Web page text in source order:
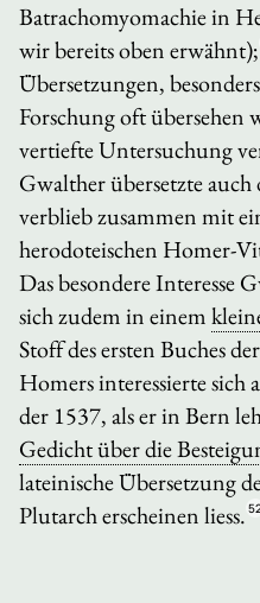
Batrachomyomachiein
wir bereits oben erwähnt);
Übersetzungen,
Forschung oft übersehen
vertiefte Untersuchung
Gwalther übersetzte auch
verblieb zusammen mit
herodoteischen Homer-
Das besondere Interesse
sich zudem in einem
Stoff des ersten Buches der
Homers interessierte sich
der 1537, als er in Bern
Gedicht über die
lateinische Übersetzung
Plutarch erscheinen liess.